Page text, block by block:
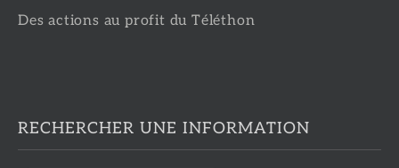
Des actions au profit du Téléthon
RECHERCHER UNE INFORMATION